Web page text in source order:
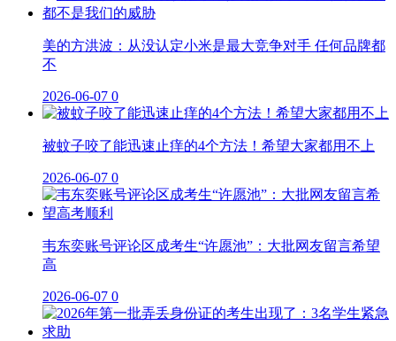
美的方洪波：从没认定小米是最大竞争对手 任何品牌都
不
2026-06-07 0
被蚊子咬了能迅速止痒的4个方法！希望大家都用不上
2026-06-07 0
韦东奕账号评论区成考生“许愿池”：大批网友留言希望
高
2026-06-07 0